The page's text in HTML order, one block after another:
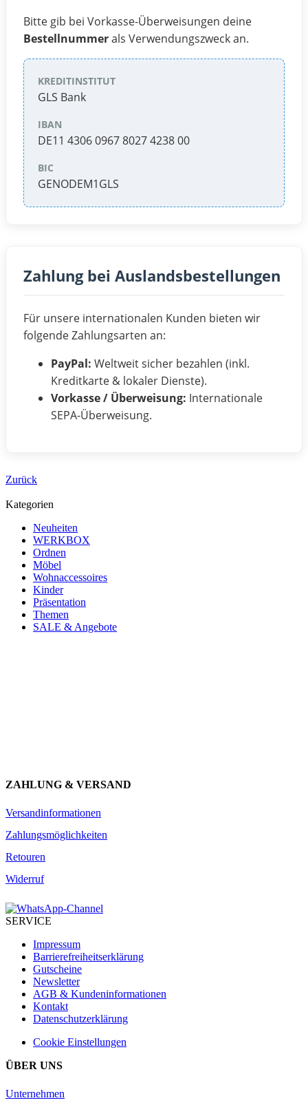
Bitte gib bei Vorkasse-Überweisungen deine
Bestellnummerals Verwendungszweck an.
KREDITINSTITUT
GLS Bank
IBAN
DE11 4306 0967 8027 4238 00
BIC
GENODEM1GLS
Zahlung bei Auslandsbestellungen
Für unsere internationalen Kunden bieten wir
folgende Zahlungsarten an:
PayPal: Weltweit sicher bezahlen (inkl.
Kreditkarte & lokaler Dienste).
Vorkasse / Überweisung: Internationale
SEPA-Überweisung.
Zurück
Kategorien
Neuheiten
WERKBOX
Ordnen
Möbel
Wohnaccessoires
Kinder
Präsentation
Themen
SALE & Angebote
ZAHLUNG & VERSAND
Versandinformationen
Zahlungsmöglichkeiten
Retouren
Widerruf
SERVICE
Impressum
Barrierefreiheitserklärung
Gutscheine
Newsletter
AGB & Kundeninformationen
Kontakt
Datenschutzerklärung
Cookie Einstellungen
ÜBER UNS
Unternehmen